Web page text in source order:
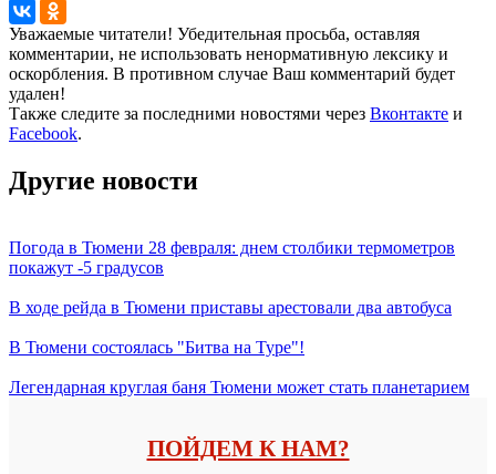
Уважаемые читатели! Убедительная просьба, оставляя
комментарии, не использовать ненормативную лексику и
оскорбления. В противном случае Ваш комментарий будет
удален!
Также следите за последними новостями через Вконтакте и
Facebook.
Другие новости
Погода в Тюмени 28 февраля: днем столбики термометров
покажут -5 градусов
В ходе рейда в Тюмени приставы арестовали два автобуса
В Тюмени состоялась "Битва на Туре"!
Легендарная круглая баня Тюмени может стать планетарием
ПОЙДЕМ К НАМ?